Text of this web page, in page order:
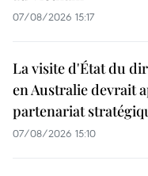
07/08/2026 15:17
La visite d'État du
en Australie devrait
partenariat
07/08/2026 15:10